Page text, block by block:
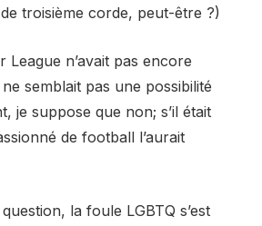
troisième corde, peut-être ?)
League n’avait pas encore
semblait pas une possibilité
je suppose que non; s’il était
de football l’aurait
la foule LGBTQ s’est